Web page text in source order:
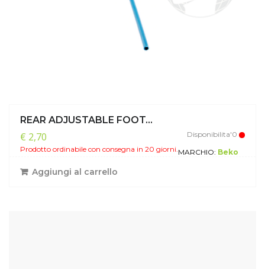
REAR ADJUSTABLE FOOT...
€ 2,70
Disponibilita'0
Prodotto ordinabile con consegna in 20 giorni.MARCHIO: Beko
Aggiungi al carrello